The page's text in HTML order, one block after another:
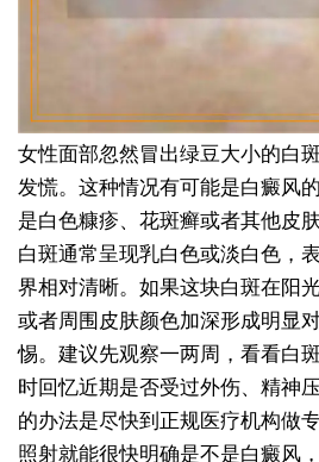
女性面部忽然冒出绿豆大小的白
发慌。这种情况有可能是白癜风
是白色糠疹、花斑癣或者其他皮
白斑通常呈现乳白色或淡白色，
界相对清晰。如果这块白斑在阳
或者周围皮肤颜色加深形成明显
惕。建议先观察一两周，看看白
时回忆近期是否受过外伤、精神
的办法是尽快到正规医疗机构做
照射就能很快明确是不是白癜风